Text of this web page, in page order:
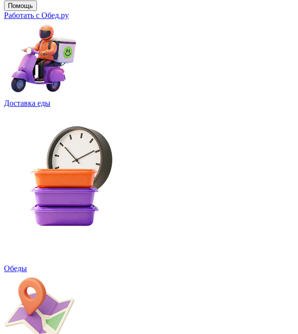
Помощь
Работать с Обед.ру
Доставка еды
Обеды